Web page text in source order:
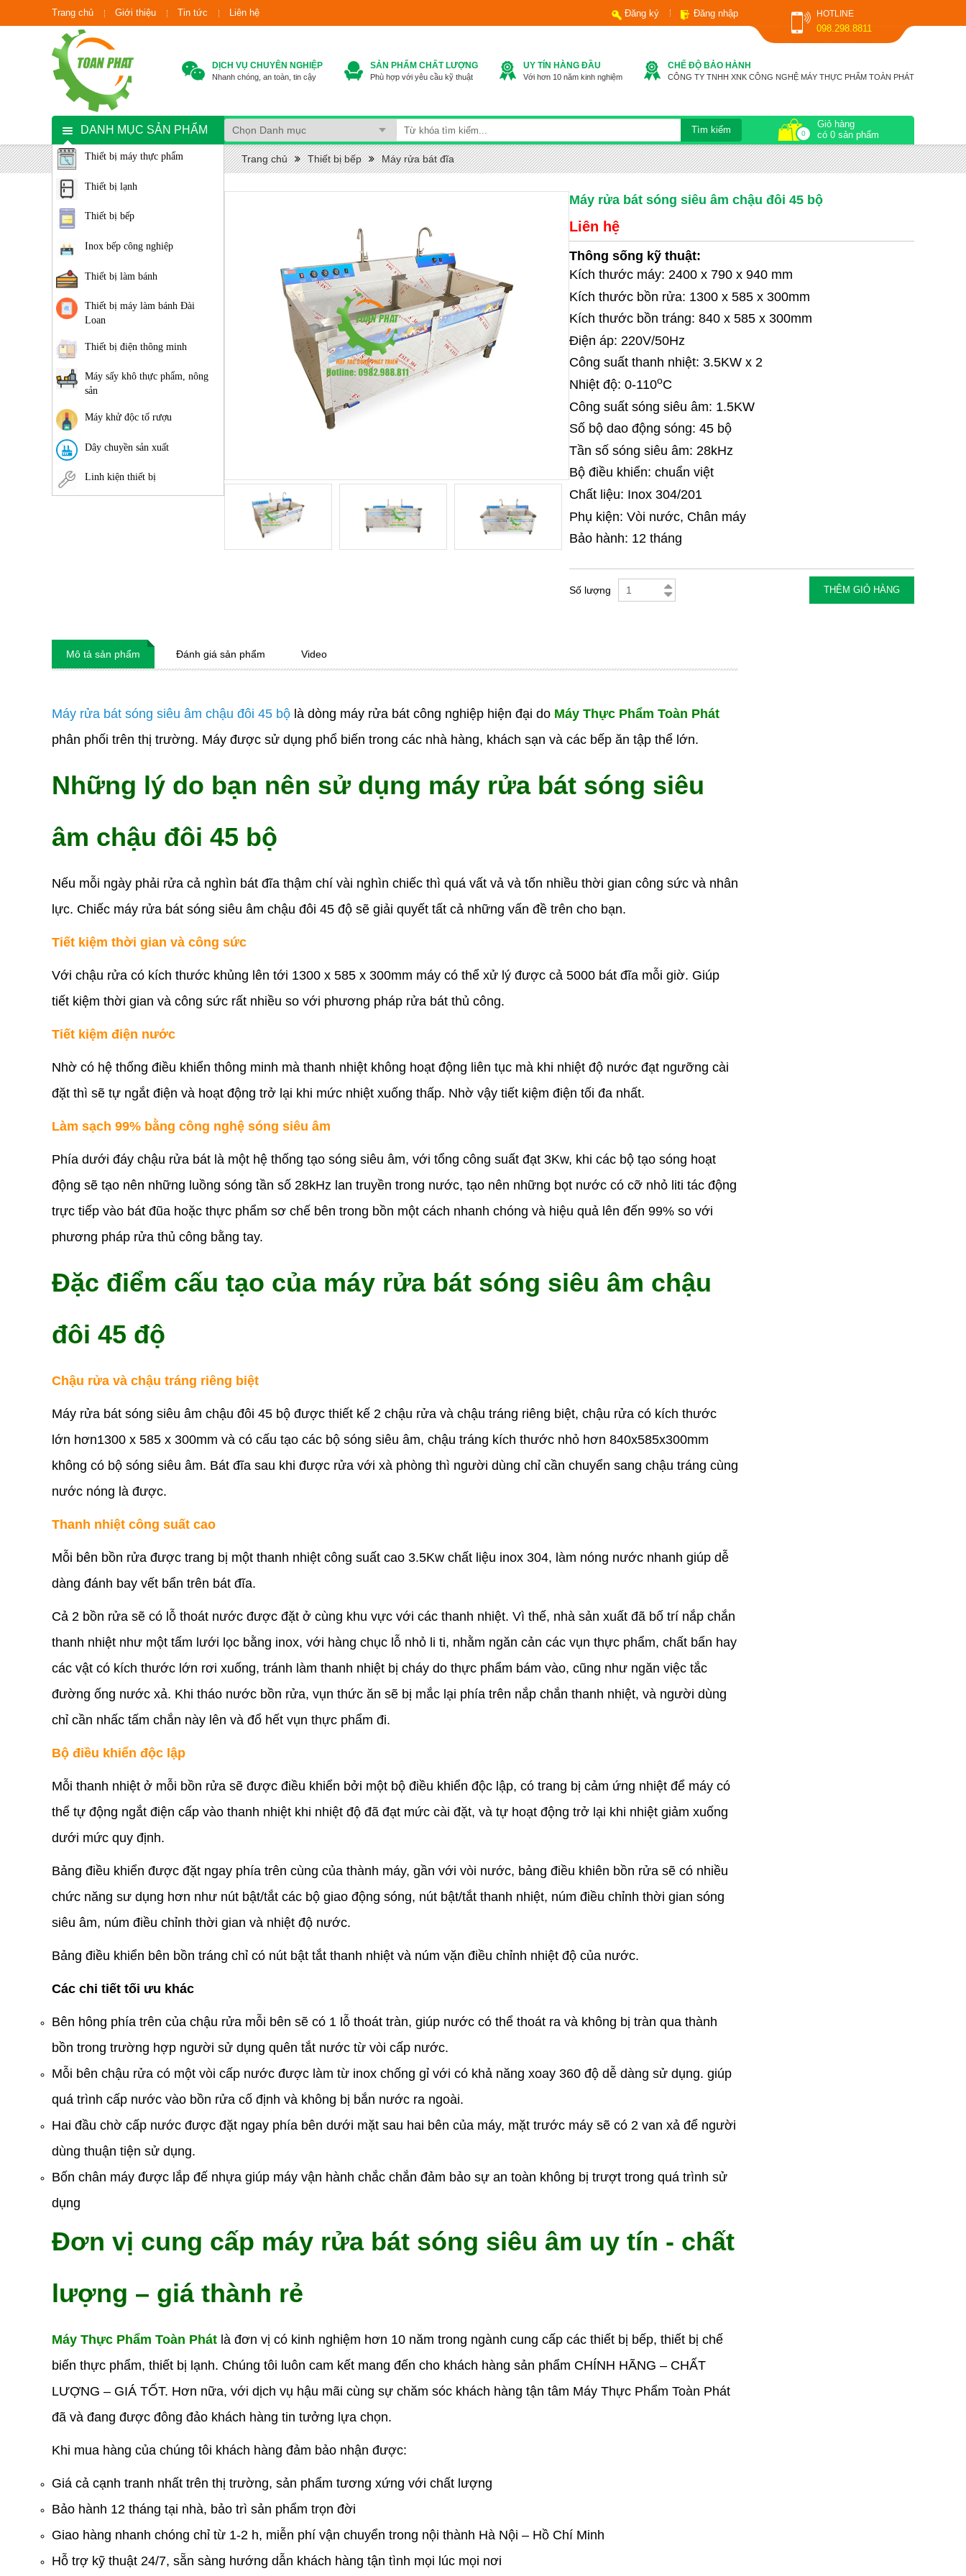
Trang chủ Giới thiệu Tin tức Liên hệ Đăng ký Đăng nhập HOTLINE
098.298.8811
DỊCH VỤ CHUYÊN NGHIỆP
Nhanh chóng, an toàn, tin cậy
SẢN PHẨM CHẤT LƯỢNG
Phù hợp với yêu cầu kỹ thuật
UY TÍN HÀNG ĐẦU
Với hơn 10 năm kinh nghiệm
CHẾ ĐỘ BẢO HÀNH
CÔNG TY TNHH XNK CÔNG NGHỆ MÁY THỰC PHẨM TOÀN PHÁT
DANH MỤC SẢN PHẨM
Thiết bị máy thực phẩm
Thiết bị lạnh
Thiết bị bếp
Inox bếp công nghiệp
Thiết bị làm bánh
Thiết bị máy làm bánh Đài
Loan
Thiết bị điện thông minh
Máy sấy khô thực phẩm, nông
sản
Máy khử độc tố rượu
Dây chuyền sản xuất
Linh kiện thiết bị
0
Giỏ hàng
có 0 sản phẩm
Trang chủ Thiết bị bếp Máy rửa bát đĩa
Máy rửa bát sóng siêu âm chậu đôi 45 bộ
Liên hệ
Thông sống kỹ thuật:
Kích thước máy: 2400 x 790 x 940 mm
Kích thước bồn rửa: 1300 x 585 x 300mm
Kích thước bồn tráng: 840 x 585 x 300mm
Điện áp: 220V/50Hz
Công suất thanh nhiệt: 3.5KW x 2
Nhiệt độ: 0-110oC
Công suất sóng siêu âm: 1.5KW
Số bộ dao động sóng: 45 bộ
Tần số sóng siêu âm: 28kHz
Bộ điều khiển: chuẩn việt
Chất liệu: Inox 304/201
Phụ kiện: Vòi nước, Chân máy
Bảo hành: 12 tháng
Số lượng THÊM GIỎ HÀNG
Mô tả sản phẩm Đánh giá sản phẩm Video
Máy rửa bát sóng siêu âm chậu đôi 45 bộ là dòng máy rửa bát công nghiệp hiện đại do Máy Thực Phẩm Toàn Phát
phân phối trên thị trường. Máy được sử dụng phổ biến trong các nhà hàng, khách sạn và các bếp ăn tập thể lớn.
Những lý do bạn nên sử dụng máy rửa bát sóng siêu
âm chậu đôi 45 bộ
Nếu mỗi ngày phải rửa cả nghìn bát đĩa thậm chí vài nghìn chiếc thì quá vất vả và tốn nhiều thời gian công sức và nhân
lực. Chiếc máy rửa bát sóng siêu âm chậu đôi 45 độ sẽ giải quyết tất cả những vấn đề trên cho bạn.
Tiết kiệm thời gian và công sức
Với chậu rửa có kích thước khủng lên tới 1300 x 585 x 300mm máy có thể xử lý được cả 5000 bát đĩa mỗi giờ. Giúp
tiết kiệm thời gian và công sức rất nhiều so với phương pháp rửa bát thủ công.
Tiết kiệm điện nước
Nhờ có hệ thống điều khiển thông minh mà thanh nhiệt không hoạt động liên tục mà khi nhiệt độ nước đạt ngưỡng cài
đặt thì sẽ tự ngắt điện và hoạt động trở lại khi mức nhiệt xuống thấp. Nhờ vậy tiết kiệm điện tối đa nhất.
Làm sạch 99% bằng công nghệ sóng siêu âm
Phía dưới đáy chậu rửa bát là một hệ thống tạo sóng siêu âm, với tổng công suất đạt 3Kw, khi các bộ tạo sóng hoạt
động sẽ tạo nên những luồng sóng tần số 28kHz lan truyền trong nước, tạo nên những bọt nước có cỡ nhỏ liti tác động
trực tiếp vào bát đũa hoặc thực phẩm sơ chế bên trong bồn một cách nhanh chóng và hiệu quả lên đến 99% so với
phương pháp rửa thủ công bằng tay.
Đặc điểm cấu tạo của máy rửa bát sóng siêu âm chậu
đôi 45 độ
Chậu rửa và chậu tráng riêng biệt
Máy rửa bát sóng siêu âm chậu đôi 45 bộ được thiết kế 2 chậu rửa và chậu tráng riêng biệt, chậu rửa có kích thước
lớn hơn1300 x 585 x 300mm và có cấu tạo các bộ sóng siêu âm, chậu tráng kích thước nhỏ hơn 840x585x300mm
không có bộ sóng siêu âm. Bát đĩa sau khi được rửa với xà phòng thì người dùng chỉ cần chuyển sang chậu tráng cùng
nước nóng là được.
Thanh nhiệt công suất cao
Mỗi bên bồn rửa được trang bị một thanh nhiệt công suất cao 3.5Kw chất liệu inox 304, làm nóng nước nhanh giúp dễ
dàng đánh bay vết bẩn trên bát đĩa.
Cả 2 bồn rửa sẽ có lỗ thoát nước được đặt ở cùng khu vực với các thanh nhiệt. Vì thế, nhà sản xuất đã bố trí nắp chắn
thanh nhiệt như một tấm lưới lọc bằng inox, với hàng chục lỗ nhỏ li ti, nhằm ngăn cản các vụn thực phẩm, chất bẩn hay
các vật có kích thước lớn rơi xuống, tránh làm thanh nhiệt bị cháy do thực phẩm bám vào, cũng như ngăn việc tắc
đường ống nước xả. Khi tháo nước bồn rửa, vụn thức ăn sẽ bị mắc lại phía trên nắp chắn thanh nhiệt, và người dùng
chỉ cần nhấc tấm chắn này lên và đổ hết vụn thực phẩm đi.
Bộ điều khiển độc lập
Mỗi thanh nhiệt ở mỗi bồn rửa sẽ được điều khiển bởi một bộ điều khiển độc lập, có trang bị cảm ứng nhiệt để máy có
thể tự động ngắt điện cấp vào thanh nhiệt khi nhiệt độ đã đạt mức cài đặt, và tự hoạt động trở lại khi nhiệt giảm xuống
dưới mức quy định.
Bảng điều khiển được đặt ngay phía trên cùng của thành máy, gần với vòi nước, bảng điều khiên bồn rửa sẽ có nhiều
chức năng sư dụng hơn như nút bật/tắt các bộ giao động sóng, nút bật/tắt thanh nhiệt, núm điều chỉnh thời gian sóng
siêu âm, núm điều chỉnh thời gian và nhiệt độ nước.
Bảng điều khiển bên bồn tráng chỉ có nút bật tắt thanh nhiệt và núm vặn điều chỉnh nhiệt độ của nước.
Các chi tiết tối ưu khác
Bên hông phía trên của chậu rửa mỗi bên sẽ có 1 lỗ thoát tràn, giúp nước có thể thoát ra và không bị tràn qua thành
bồn trong trường hợp người sử dụng quên tắt nước từ vòi cấp nước.
Mỗi bên chậu rửa có một vòi cấp nước được làm từ inox chống gỉ với có khả năng xoay 360 độ dễ dàng sử dụng. giúp
quá trình cấp nước vào bồn rửa cố định và không bị bắn nước ra ngoài.
Hai đầu chờ cấp nước được đặt ngay phía bên dưới mặt sau hai bên của máy, mặt trước máy sẽ có 2 van xả để người
dùng thuận tiện sử dụng.
Bốn chân máy được lắp đế nhựa giúp máy vận hành chắc chắn đảm bảo sự an toàn không bị trượt trong quá trình sử
dụng
Đơn vị cung cấp máy rửa bát sóng siêu âm uy tín - chất
lượng – giá thành rẻ
Máy Thực Phẩm Toàn Phát là đơn vị có kinh nghiệm hơn 10 năm trong ngành cung cấp các thiết bị bếp, thiết bị chế
biến thực phẩm, thiết bị lạnh. Chúng tôi luôn cam kết mang đến cho khách hàng sản phẩm CHÍNH HÃNG – CHẤT
LƯỢNG – GIÁ TỐT. Hơn nữa, với dịch vụ hậu mãi cùng sự chăm sóc khách hàng tận tâm Máy Thực Phẩm Toàn Phát
đã và đang được đông đảo khách hàng tin tưởng lựa chọn.
Khi mua hàng của chúng tôi khách hàng đảm bảo nhận được:
Giá cả cạnh tranh nhất trên thị trường, sản phẩm tương xứng với chất lượng
Bảo hành 12 tháng tại nhà, bảo trì sản phẩm trọn đời
Giao hàng nhanh chóng chỉ từ 1-2 h, miễn phí vận chuyển trong nội thành Hà Nội – Hồ Chí Minh
Hỗ trợ kỹ thuật 24/7, sẵn sàng hướng dẫn khách hàng tận tình mọi lúc mọi nơi